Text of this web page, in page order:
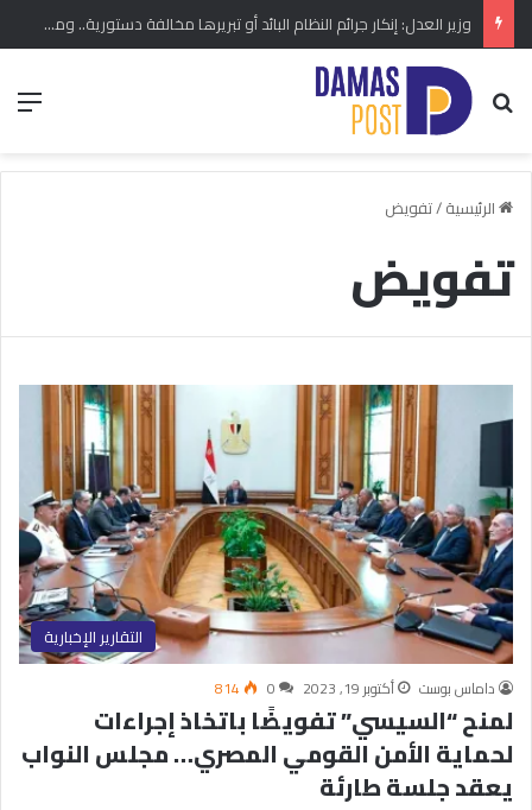
وزير العدل: إنكار جرائم النظام البائد أو تبريرها مخالفة دستورية.. ومشروع قانون خاص إلى مجلس الشعب
بحث عن
الرئيسية/تفويض
تفويض
التقارير الإخبارية
داماس بوست أكتوبر 19, 2023 0
814
لمنح “السيسي” تفويضًا باتخاذ إجراءات
لحماية الأمن القومي المصري… مجلس النواب
يعقد جلسة طارئة